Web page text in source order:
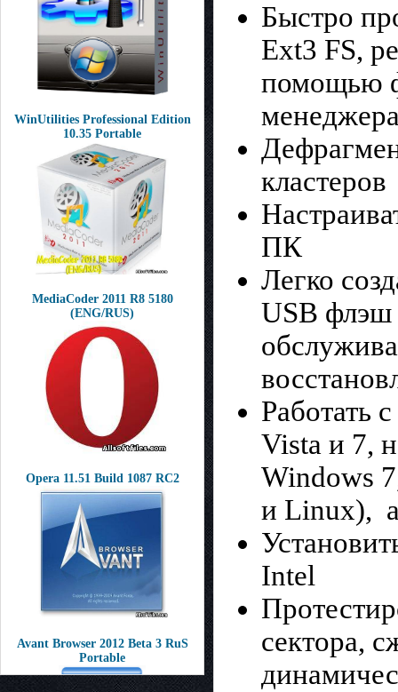
WinUtilities Professional Edition
10.35 Portable
MediaCoder 2011 R8 5180
(ENG/RUS)
Opera 11.51 Build 1087 RC2
Avant Browser 2012 Beta 3 RuS
Portable
Быстро
Ext3 FS,
помощью
кластеров
ПК
Легко
USB флэш
Работать
Vista и 7,
Windows
и Linux),
Intel
сектора,